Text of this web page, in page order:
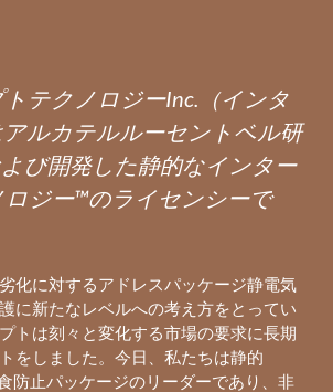
テクノロジーInc.（インタ
ルカテルルーセントベル研
び開発した静的なインター
ジー™のライセンシーで
化に対するアドレスパッケージ静電気
に新たなレベルへの考え方をとってい
トは刻々と変化する市場の要求に長期
をしました。今日、私たちは静的
防止パッケージのリーダーであり、非